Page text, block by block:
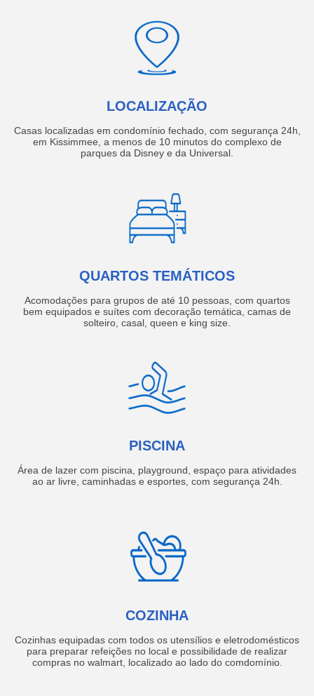
LOCALIZAÇÃO
Casas localizadas em condomínio fechado, com segurança 24h,
em Kissimmee, a menos de 10 minutos do complexo de
parques da Disney e da Universal.
QUARTOS TEMÁTICOS
Acomodações para grupos de até 10 pessoas, com quartos
bem equipados e suítes com decoração temática, camas de
solteiro, casal, queen e king size.
PISCINA
Área de lazer com piscina, playground, espaço para atividades
ao ar livre, caminhadas e esportes, com segurança 24h.
COZINHA
Cozinhas equipadas com todos os utensílios e eletrodomésticos
para preparar refeições no local e possibilidade de realizar
compras no walmart, localizado ao lado do comdomínio.